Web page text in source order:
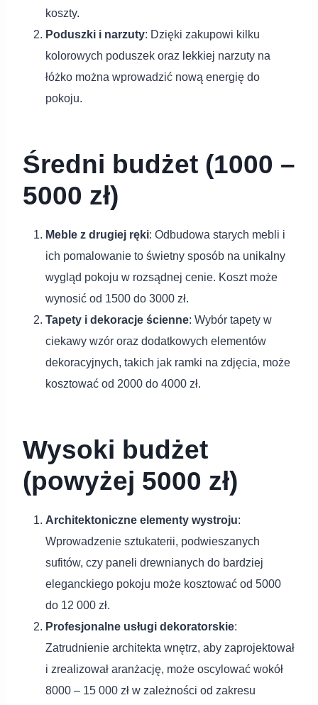
koszty.
Poduszki i narzuty: Dzięki zakupowi kilku
kolorowych poduszek oraz lekkiej narzuty na
łóżko można wprowadzić nową energię do
pokoju.
Średni budżet (1000 –
5000 zł)
Meble z drugiej ręki: Odbudowa starych mebli i
ich pomalowanie to świetny sposób na unikalny
wygląd pokoju w rozsądnej cenie. Koszt może
wynosić od 1500 do 3000 zł.
Tapety i dekoracje ścienne: Wybór tapety w
ciekawy wzór oraz dodatkowych elementów
dekoracyjnych, takich jak ramki na zdjęcia, może
kosztować od 2000 do 4000 zł.
Wysoki budżet
(powyżej 5000 zł)
Architektoniczne elementy wystroju:
Wprowadzenie sztukaterii, podwieszanych
sufitów, czy paneli drewnianych do bardziej
eleganckiego pokoju może kosztować od 5000
do 12 000 zł.
Profesjonalne usługi dekoratorskie:
Zatrudnienie architekta wnętrz, aby zaprojektował
i zrealizował aranżację, może oscylować wokół
8000 – 15 000 zł w zależności od zakresu